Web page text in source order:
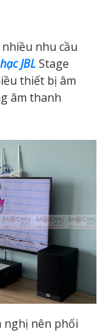
nhu cầu
JBLStage
thiết bị âm
âm thanh
nghị nên phối